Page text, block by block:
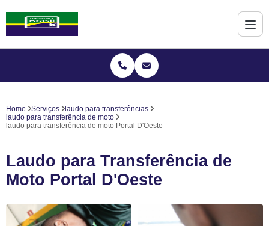
Home Serviços
laudo para transferências
laudo para transferência de moto
laudo para transferência de moto Portal D'Oeste
Laudo para Transferência de
Moto Portal D'Oeste